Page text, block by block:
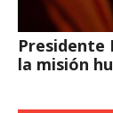
Presidente
la misión